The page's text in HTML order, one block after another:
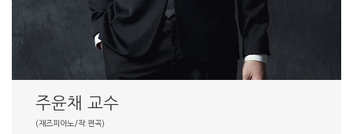
주윤채 교수
(재즈피아노/작.편곡)